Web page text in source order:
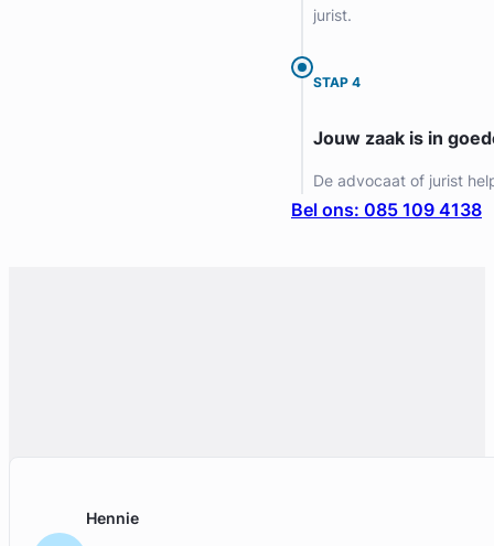
jurist.
STAP 4
Jouw zaak is in
De advocaat of jurist
Bel ons: 085 109 4138
Hennie